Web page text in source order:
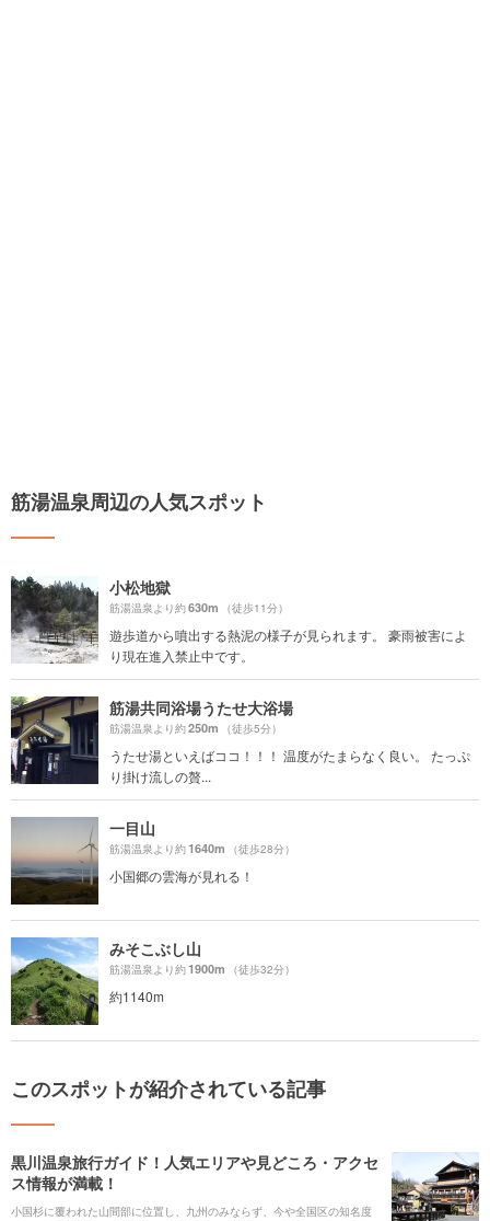
筋湯温泉周辺の人気スポット
小松地獄
筋湯温泉より約630m （徒歩11分）
遊歩道から噴出する熱泥の様子が見られます。 豪雨被害によ
り現在進入禁止中です。
筋湯共同浴場うたせ大浴場
筋湯温泉より約250m （徒歩5分）
うたせ湯といえばココ！！！ 温度がたまらなく良い。 たっぷ
り掛け流しの贅...
一目山
筋湯温泉より約1640m （徒歩28分）
小国郷の雲海が見れる！
みそこぶし山
筋湯温泉より約1900m （徒歩32分）
約1140m
このスポットが紹介されている記事
黒川温泉旅行ガイド！人気エリアや見どころ・アクセ
ス情報が満載！
小国杉に覆われた山間部に位置し、九州のみならず、今や全国区の知名度